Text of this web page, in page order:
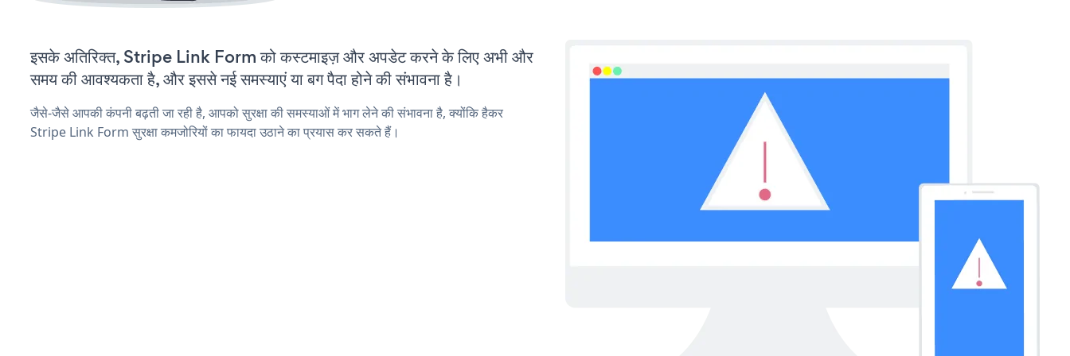
इसके अतिरिक्त, Stripe Link Form को कस्टमाइज़ और अपडेट करने के लिए अभी और
समय की आवश्यकता है, और इससे नई समस्याएं या बग पैदा होने की संभावना है।
जैसे-जैसे आपकी कंपनी बढ़ती जा रही है, आपको सुरक्षा की समस्याओं में भाग लेने की संभावना है, क्योंकि हैकर
Stripe Link Form सुरक्षा कमजोरियों का फायदा उठाने का प्रयास कर सकते हैं।